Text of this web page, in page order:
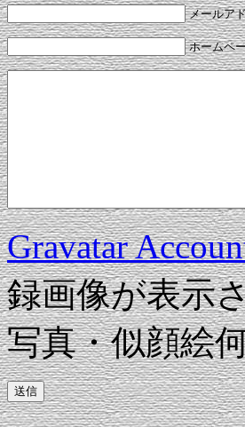
メールア
ホームペ
Gravatar
録画像が表示
写真・似顔絵